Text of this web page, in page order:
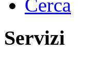
Cerca
Servizi